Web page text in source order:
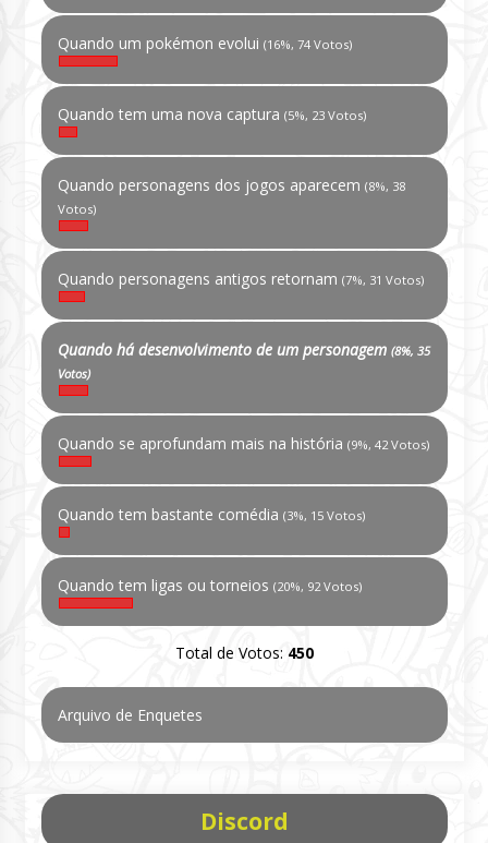
Quando um pokémon evolui (16%, 74 Votos)
Quando tem uma nova captura (5%, 23 Votos)
Quando personagens dos jogos aparecem (8%, 38
Votos)
Quando personagens antigos retornam (7%, 31 Votos)
Quando há desenvolvimento de um personagem (8%, 35
Votos)
Quando se aprofundam mais na história (9%, 42 Votos)
Quando tem bastante comédia (3%, 15 Votos)
Quando tem ligas ou torneios (20%, 92 Votos)
Total de Votos: 450
Arquivo de Enquetes
Discord